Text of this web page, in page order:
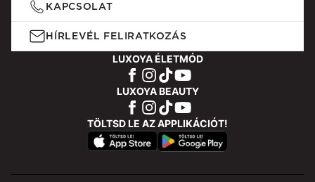
KAPCSOLAT
HÍRLEVÉL FELIRATKOZÁS
LUXOYA ÉLETMÓD
LUXOYA BEAUTY
TÖLTSD LE AZ APPLIKÁCIÓT!